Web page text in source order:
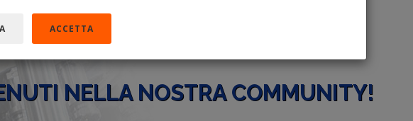
NELLA NOSTRA COMMUNITY!
ACCETTA